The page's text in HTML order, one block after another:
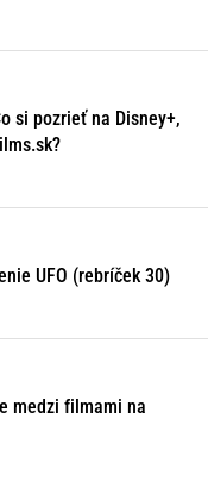
si pozrieť na Disney+,
UFO (rebríček 30)
medzi filmami na